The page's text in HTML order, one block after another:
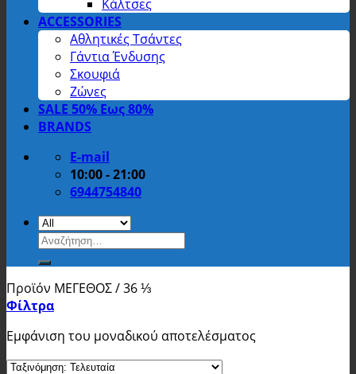
Κάλτσες
ACCESSORIES
Αθλητικές Τσάντες
Γάντια Ένδυσης
Σκουφιά
Ζώνες
SALE 50% Εως 80%
BRANDS
E-mail
10:00 - 21:00
6944754840
Αναζήτηση
για:
Προϊόν ΜΕΓΕΘΟΣ/36 ⅓
Φίλτρα
Εμφάνιση του μοναδικού αποτελέσματος